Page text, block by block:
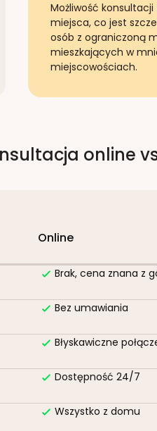
Możliwość
miejsca, co jest
osób z ograniczoną
mieszkających w
miejscowościach.
online
Online
Brak, cena znana z
Bez umawiania
Błyskawiczne
Dostępność 24/7
Wszystko z domu